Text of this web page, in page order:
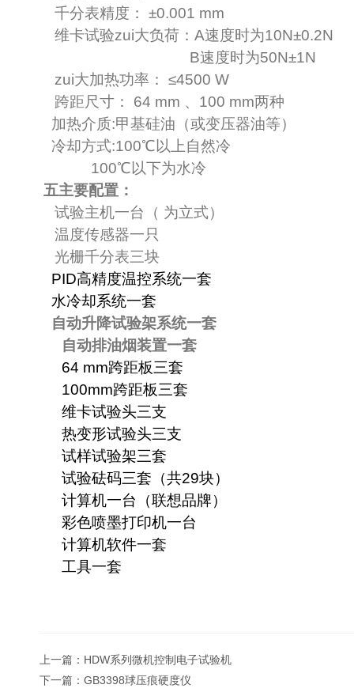
千分表精度：
±0.001 mm
维卡试验zui大负荷： A速度时为10N±0.2N
B速度时为50N±1N
zui大加热功率：
≤4500 W
跨距尺寸：
64 mm 、 100 mm两种
加热介质:甲基硅油 （或变压器油等）
冷却方式:100℃以上自然冷
100℃以下为水冷
五主要配置：
试验主机一台 （ 为立式）
温度传感器一只
光栅千分表三块
PID高精度温控系统一套
水冷却系统一套
自动升降试验架系统一套
自动排油烟装置一套
64 mm跨距板三套
100mm跨距板三套
维卡试验头三支
热变形试验头三支
试样试验架三套
试验砝码三套（共29块）
计算机一台（联想品牌）
彩色喷墨打印机一台
计算机软件一套
工具一套
上一篇： HDW系列微机控制电子试验机
下一篇： GB3398球压痕硬度仪